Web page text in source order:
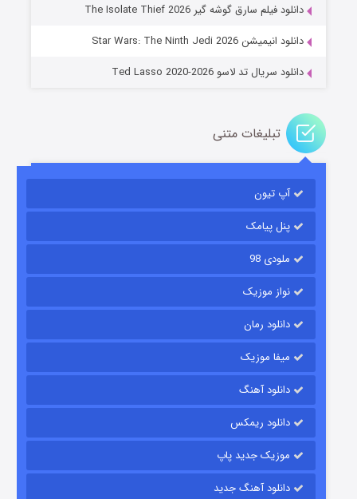
قسمت۱۴ (زیرنویس) منتشر شد
قسمت
دانلود فیلم سارق گوشه گیر The Isolate Thief 2026
دانلود انیمیشن Star Wars: The Ninth Jedi 2026
دانلود سریال تد لاسو Ted Lasso 2020-2026
تبلیغات متنی
آپ تیون
پنل پیامک
ملودی 98
نواز موزیک
دانلود رمان
میفا موزیک
دانلود آهنگ
دانلود ریمکس
موزیک جدید پاپ
دانلود آهنگ جدید